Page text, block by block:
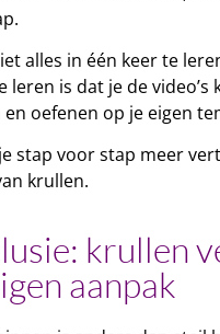
alles in één keer te
leren is dat je de video’s
oefenen op je eigen
stap voor stap meer
krullen.
krullen
aanpak